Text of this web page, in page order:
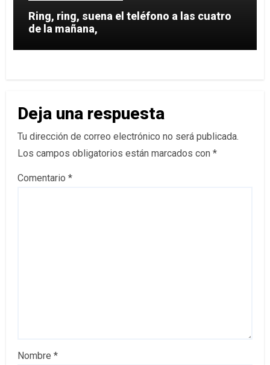
Ring, ring, suena el teléfono a las cuatro
de la mañana,
Deja una respuesta
Tu dirección de correo electrónico no será publicada.
Los campos obligatorios están marcados con *
Comentario *
Nombre *